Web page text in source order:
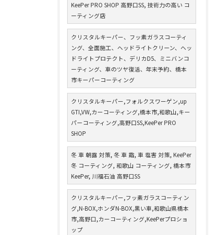
KeePer PRO SHOP 高野口SS, 技術力の高い コ
ーティング店
クリスタルキーパー、フッ素ガラスコーティ
ング、全面施工、ヘッドライトクリーン、ヘッ
ドライトプロテクト、デリカD5、ミニバンコ
ーティング、車のツヤ復活、年末予約、橋本
市キーパーコーティング
クリスタルキーパー,フォルクスワーゲン,up
GTI,VW,カーコーティング,橋本市,和歌山,キー
パーコーティング,高野口SS,KeePer PRO
SHOP
冬 車 朝露 対策, 冬 車 霜, 車 塩害 対策, KeePer
冬 コーティング, 和歌山 コーティング, 橋本市
KeePer, 川福石油 高野口SS
クリスタルキーパー,フッ素ガラスコーティン
グ,N-BOX,ホンダN-BOX,黒い車,和歌山県橋本
市,高野口,カーコーティング,KeePerプロショ
ップ